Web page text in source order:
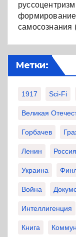
формирование
самосознания
Метки:
1917 Sci-Fi
Великая
Горбачев
Ленин Россия
Украина
Война
Интеллигенция
Книга